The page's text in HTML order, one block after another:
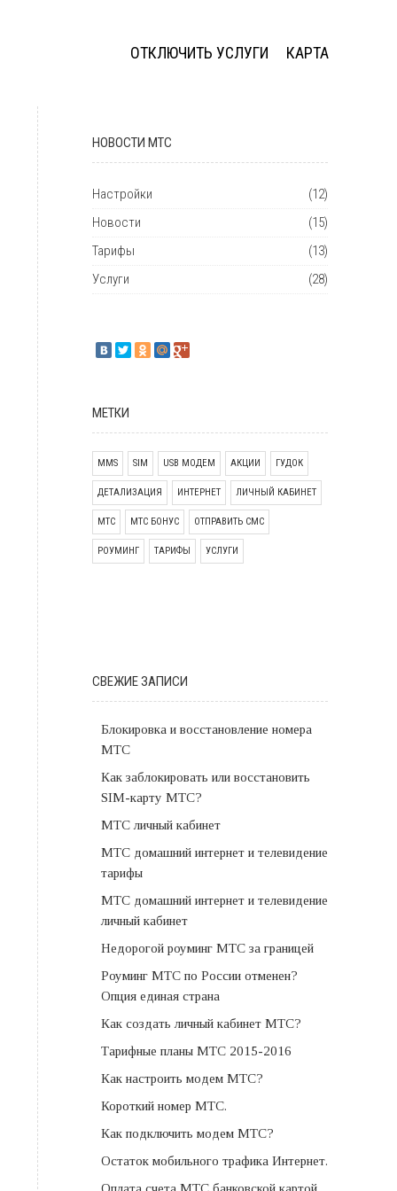
ОТКЛЮЧИТЬ УСЛУГИ КАРТА
НОВОСТИ МТС
Настройки
(12)
Новости
(15)
Тарифы
(13)
Услуги
(28)
МЕТКИ
MMS SIM USB МОДЕМ АКЦИИ ГУДОК
ДЕТАЛИЗАЦИЯ ИНТЕРНЕТ ЛИЧНЫЙ КАБИНЕТ
МТС МТС БОНУС ОТПРАВИТЬ СМС
РОУМИНГ ТАРИФЫ УСЛУГИ
СВЕЖИЕ ЗАПИСИ
Блокировка и восстановление номера
МТС
Как заблокировать или восстановить
SIM-карту МТС?
МТС личный кабинет
МТС домашний интернет и телевидение
тарифы
МТС домашний интернет и телевидение
личный кабинет
Недорогой роуминг МТС за границей
Роуминг МТС по России отменен?
Опция единая страна
Как создать личный кабинет МТС?
Тарифные планы МТС 2015-2016
Как настроить модем МТС?
Короткий номер МТС.
Как подключить модем МТС?
Остаток мобильного трафика Интернет.